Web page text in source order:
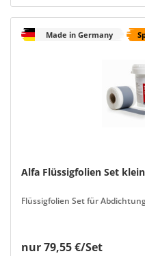
Made in Germany
Alfa Flüssigfolien Set klein
Flüssigfolien Set für
nur 79,55 €/Set